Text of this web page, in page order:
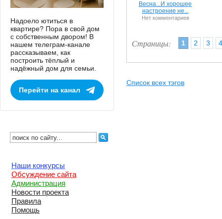
Весна...И хорошее
настроение не...
Нет комментариев
Страницы: 1 2 3 4
Список всех тэгов
Надоело ютиться в
квартире? Пора в свой дом
с собственным двором! В
нашем телеграм-канале
рассказываем, как
построить тёплый и
надёжный дом для семьи.
Перейти на канал
Наши конкурсы
Обсуждение сайта
Администрация
Новости проекта
Правила
Помощь